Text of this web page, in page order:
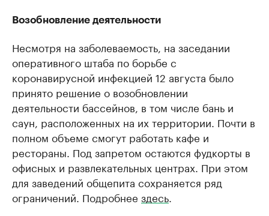
Возобновление деятельности
Несмотря на заболеваемость, на заседании
оперативного штаба по борьбе с
коронавирусной инфекцией 12 августа было
принято решение о возобновлении
деятельности бассейнов, в том числе бань и
саун, расположенных на их территории. Почти в
полном объеме смогут работать кафе и
рестораны. Под запретом остаются фудкорты в
офисных и развлекательных центрах. При этом
для заведений общепита сохраняется ряд
ограничений. Подробнее здесь